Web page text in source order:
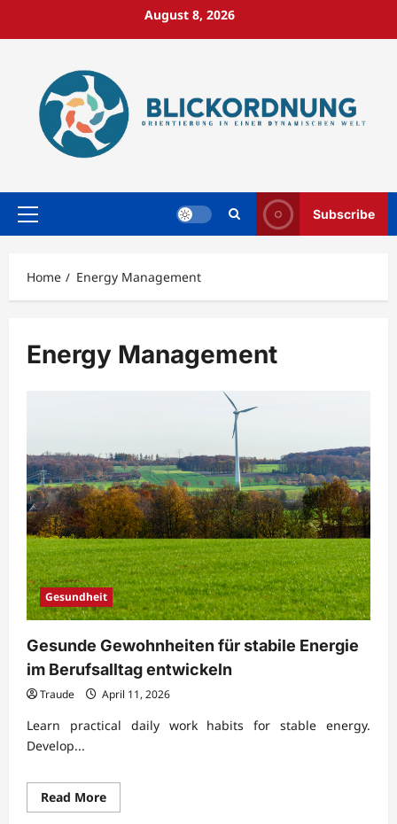
August 8, 2026
Primary
Subscribe
Home Energy Management
Energy Management
Gesundheit
Gesunde Gewohnheiten für stabile Energie
im Berufsalltag entwickeln
Traude April 11, 2026
Learn practical daily work habits for stable energy.
Develop...
Read MoreRead
more